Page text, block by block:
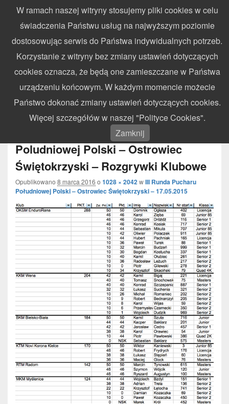
WynikiZawodow.pl
Profesjonalny elektroniczny pomiar czasu – chronometraż zawodów
sportowych
Search
for:
Search
Nawigacja
obrazków
← Poprzedni Następny →
2015.05.17 – III Runda Pucharu
Poludniowej Polski – Ostrowiec
Świętokrzyski – Rozgrywki Klubowe
Opublikowano 8 marca 2016 o 1028 × 2042wIII Runda Pucharu
Południowej Polski – Ostrowiec Świętokrzyski – 17.05.2015
W ramach naszej witryny stosujemy pliki cookies w celu
świadczenia Państwu usług na najwyższym poziomie
dostosowując serwis do Państwa indywidualnych potrzeb.
Korzystanie z witryny bez zmiany ustawień dotyczących
cookies oznacza, że będą one zamieszczane w Państwa
urządzeniu końcowym. W każdym momencie możecie
Państwo dokonać zmiany ustawień dotyczących cookies.
Więcej szczegółów w naszej "Polityce Cookies".
Zamknij